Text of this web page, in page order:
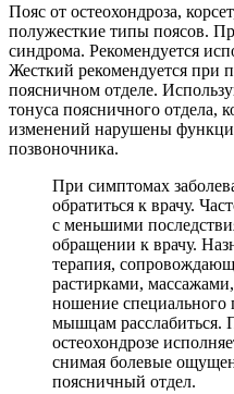
Пояс от остеохондроза,
полужесткие типы поясов.
синдрома. Рекомендуется
Жесткий рекомендуется
поясничном отделе.
тонуса поясничного отдела,
изменений нарушены
позвоночника.
При симптомах
обратиться к врачу.
с меньшими
обращении к врачу.
терапия,
растирками,
ношение специального
мышцам расслабиться.
остеохондрозе
снимая болевые
поясничный отдел.